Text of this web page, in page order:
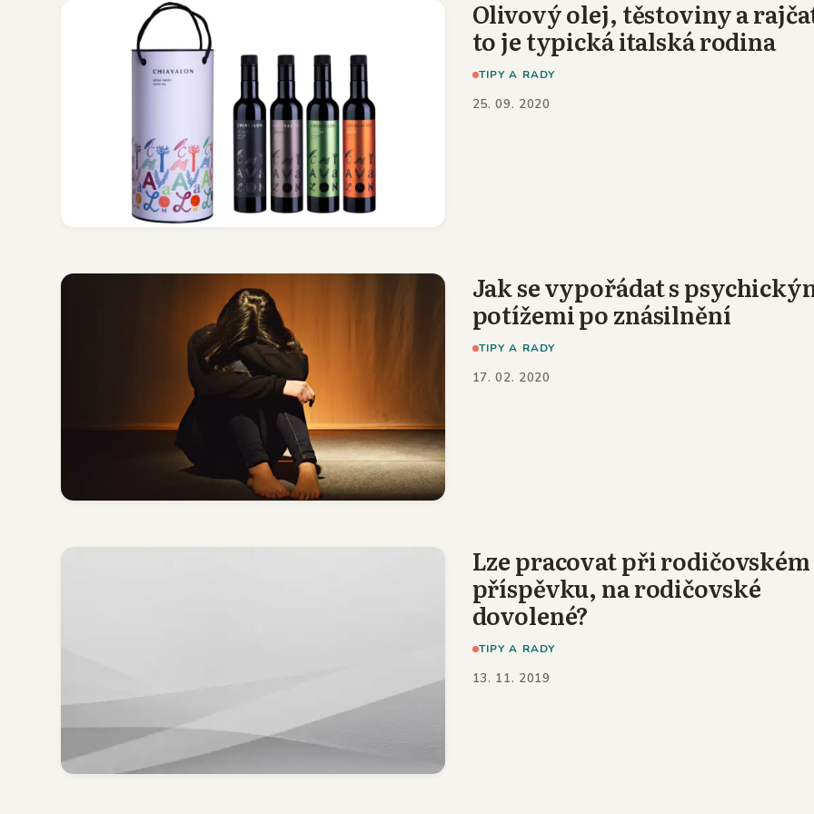
Olivový olej, těstoviny a
to je typická italská rodina
TIPY A RADY
25. 09. 2020
Jak se vypořádat s
potížemi po znásilnění
TIPY A RADY
17. 02. 2020
Lze pracovat při rodičovském
příspěvku, na rodičovské
dovolené?
TIPY A RADY
13. 11. 2019